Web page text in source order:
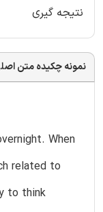
نتیجه گیری
نمونه چکیده متن
When
related to
to think